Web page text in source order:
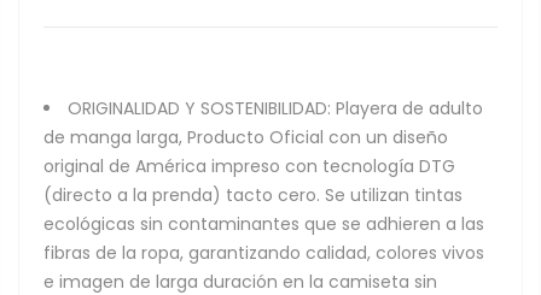
ORIGINALIDAD Y SOSTENIBILIDAD: Playera de adulto
de manga larga, Producto Oficial con un diseño
original de América impreso con tecnología DTG
(directo a la prenda) tacto cero. Se utilizan tintas
ecológicas sin contaminantes que se adhieren a las
fibras de la ropa, garantizando calidad, colores vivos
e imagen de larga duración en la camiseta sin